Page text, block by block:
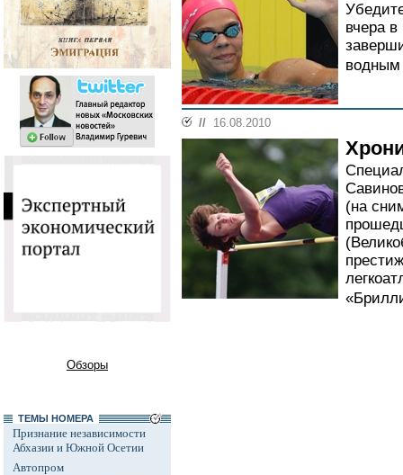
Обзоры
ТЕМЫ НОМЕРА
Признание независимости
Абхазии и Южной Осетии
Автопром
вчера
// 16.08.2010
(на